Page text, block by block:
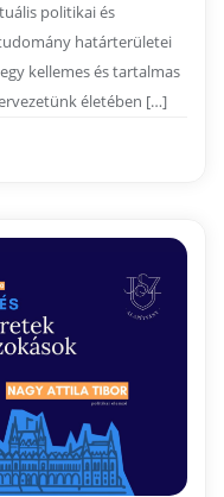
politikai és
határterületei
kellemes és tartalmas
életében […]